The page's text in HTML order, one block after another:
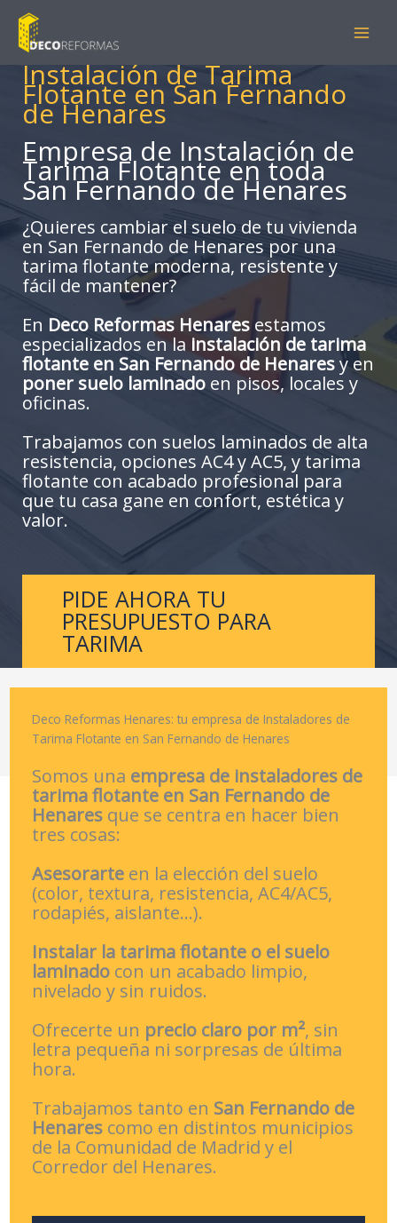
contenido
Instalación de Tarima
Flotante en San Fernando
de Henares
Empresa de Instalación de
Tarima Flotante en toda
San Fernando de Henares
¿Quieres cambiar el suelo de tu vivienda
en San Fernando de Henares por una
tarima flotante moderna, resistente y
fácil de mantener?
En Deco Reformas Henares estamos
especializados en la instalación de tarima
flotante en San Fernando de Henaresy en
poner suelo laminado en pisos, locales y
oficinas.
Trabajamos con suelos laminados de alta
resistencia, opciones AC4 y AC5, y tarima
flotante con acabado profesional para
que tu casa gane en confort, estética y
valor.
PIDE AHORA TU
PRESUPUESTO PARA
TARIMA
Deco Reformas Henares: tu empresa de Instaladores de
Tarima Flotante en San Fernando de Henares
Somos una empresa de instaladores de
tarima flotante en San Fernando de
Henares que se centra en hacer bien
tres cosas:
Asesorarte en la elección del suelo
(color, textura, resistencia, AC4/AC5,
rodapiés, aislante…).
Instalar la tarima flotante o el suelo
laminado con un acabado limpio,
nivelado y sin ruidos.
Ofrecerte un precio claro por m², sin
letra pequeña ni sorpresas de última
hora.
Trabajamos tanto en San Fernando de
Henares como en distintos municipios
de la Comunidad de Madrid y el
Corredor del Henares.